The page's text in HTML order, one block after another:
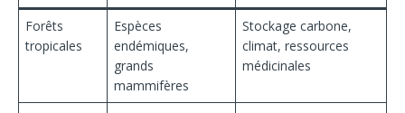
Forêts
tropicales
Espèces
endémiques,
grands
mammifères
Stockage carbone,
climat, ressources
médicinales